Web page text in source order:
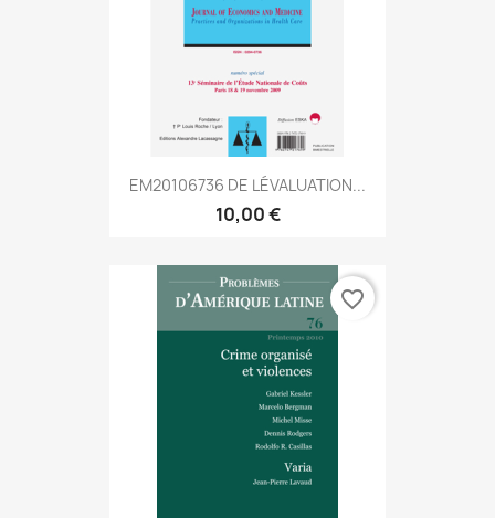
EM20106736 DE LÉVALUATION...
10,00 €
favorite_border